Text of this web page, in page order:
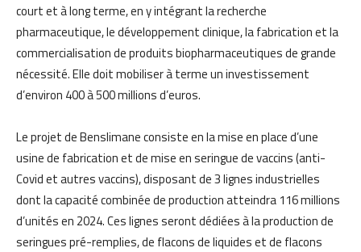
court et à long terme, en y intégrant la recherche
pharmaceutique, le développement clinique, la fabrication et la
commercialisation de produits biopharmaceutiques de grande
nécessité. Elle doit mobiliser à terme un investissement
d’environ 400 à 500 millions d’euros.
Le projet de Benslimane consiste en la mise en place d’une
usine de fabrication et de mise en seringue de vaccins (anti-
Covid et autres vaccins), disposant de 3 lignes industrielles
dont la capacité combinée de production atteindra 116 millions
d’unités en 2024. Ces lignes seront dédiées à la production de
seringues pré-remplies, de flacons de liquides et de flacons